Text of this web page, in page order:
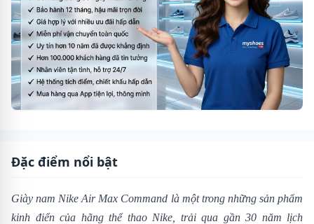
Đặc điểm nổi bật
Giày nam Nike Air Max Command là một trong những sản phẩm
kinh điển của hãng thể thao Nike, trải qua gần 30 năm lịch